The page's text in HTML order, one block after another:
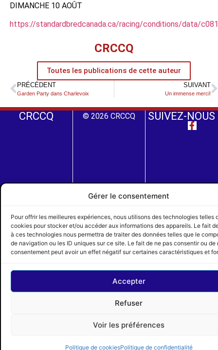
Gérer le consentement
Pour offrir les meilleures expériences, nous utilisons des technologies telles
cookies pour stocker et/ou accéder aux informations des appareils. Le fait
à ces technologies nous permettra de traiter des données telles que le
de navigation ou les ID uniques sur ce site. Le fait de ne pas consentir ou de
consentement peut avoir un effet négatif sur certaines caractéristiques et
Accepter
Refuser
Voir les préférences
Politique de cookiesPolitique de confidentialité
DIMANCHE 10 AOÛT
https://standardbredcanada.ca/racing/conditions/data/
CRCCQ
Toutes les publications de cette auteur
PRÉCÉDENT
Garden Party dans Charlevoix
SUIVANT
Un immense merci!
CRCCQ © 2026 CRCCQ SUIVEZ-NOUS
Circuit régional des courses de chevaux du Québec |